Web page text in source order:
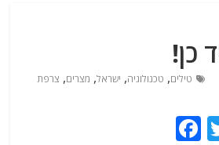
כן!
טילים, טכנולוגיה, ישראל, מצרים, צרפת
T